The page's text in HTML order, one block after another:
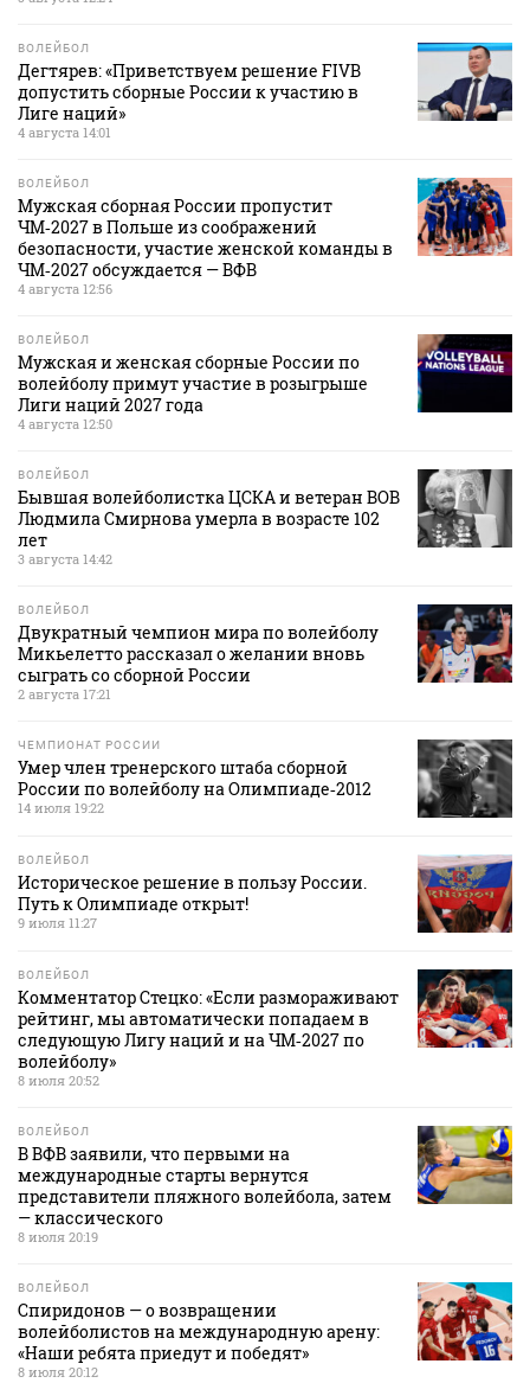
ВОЛЕЙБОЛ
Дегтярев: «Приветствуем решение FIVB
допустить сборные России к участию в
Лиге наций»
4 августа 14:01
ВОЛЕЙБОЛ
Мужская сборная России пропустит
ЧМ‑2027 в Польше из соображений
безопасности, участие женской команды в
ЧМ‑2027 обсуждается — ВФВ
4 августа 12:56
ВОЛЕЙБОЛ
Мужская и женская сборные России по
волейболу примут участие в розыгрыше
Лиги наций 2027 года
4 августа 12:50
ВОЛЕЙБОЛ
Бывшая волейболистка ЦСКА и ветеран ВОВ
Людмила Смирнова умерла в возрасте 102
лет
3 августа 14:42
ВОЛЕЙБОЛ
Двукратный чемпион мира по волейболу
Микьелетто рассказал о желании вновь
сыграть со сборной России
2 августа 17:21
ЧЕМПИОНАТ РОССИИ
Умер член тренерского штаба сборной
России по волейболу на Олимпиаде‑2012
14 июля 19:22
ВОЛЕЙБОЛ
Историческое решение в пользу России.
Путь к Олимпиаде открыт!
9 июля 11:27
ВОЛЕЙБОЛ
Комментатор Стецко: «Если размораживают
рейтинг, мы автоматически попадаем в
следующую Лигу наций и на ЧМ‑2027 по
волейболу»
8 июля 20:52
ВОЛЕЙБОЛ
В ВФВ заявили, что первыми на
международные старты вернутся
представители пляжного волейбола, затем
— классического
8 июля 20:19
ВОЛЕЙБОЛ
Спиридонов — о возвращении
волейболистов на международную арену:
«Наши ребята приедут и победят»
8 июля 20:12